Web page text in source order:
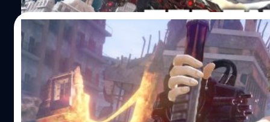
ได้เลือกเล่น อย่างไรก็ตามทาง Bandai Namco
เผยรายละเอียดว่าจะเปิดให้ดาวน์โหลดเดโมเกม God Eater 3
ไหร่ เราคงต้องรอติดตามข่าวกันต่อไปครับ God Eater 3 โซน
กำหนดวางจำหน่ายในวันที่ 13 ธันวาคมนี้ ส่วนโซนอเมริกาและ
กำหนดวางจำหน่ายในวันที่ 8 กุมภาพันธ์ 2019 อ้างอิง
20/11/2018
God Eater 3 โซนญี่ปุ่นเตรียมเปิดให้ทดลองเล่
29 พ.ย.นี้
สำหรับใครที่กำลังรอเล่นเดโมเกม God Eater 3 อยู่ละก็ เตรียม
ดาวน์โหลดกันได้เลย เพราะล่าสุดค่ายเกม Bandai Namco